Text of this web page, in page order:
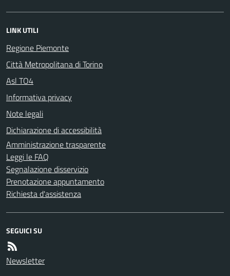
LINK UTILI
Regione Piemonte
Città Metropolitana di Torino
Asl TO4
Informativa privacy
Note legali
Dichiarazione di accessibilità
Amministrazione trasparente
Leggi le FAQ
Segnalazione disservizio
Prenotazione appuntamento
Richiesta d'assistenza
SEGUICI SU
Newsletter